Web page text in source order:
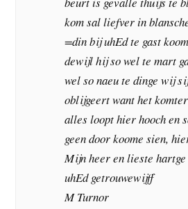
kom sal liefver in
=din bij uhEd te gast
dewijl hij so wel te mart
wel so naeu te dinge wij
oblijgeert want het
alles loopt hier hooch en
geen door koome sien,
Mijn heer en lieste hartge
uhEd getrouwewijff
M Turnor